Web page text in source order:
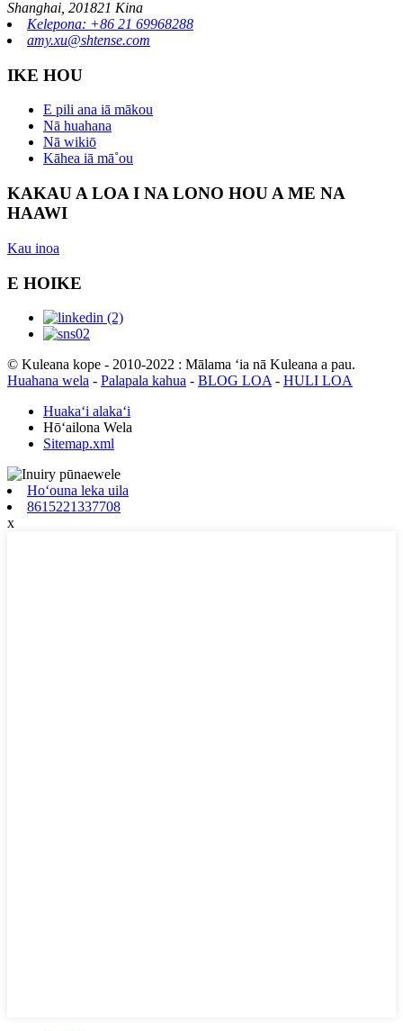
Shanghai, 201821 Kina
Kelepona: +86 21 69968288
amy.xu@shtense.com
IKE HOU
E pili ana iā mākou
Nā huahana
Nā wikiō
Kāhea iā mā˚ou
KAKAU A LOA I NA LONO HOU A ME NA
HAAWI
Kau inoa
E HOIKE
© Kuleana kope - 2010-2022 : Mālama ʻia nā Kuleana a pau.
Huahana wela - Palapala kahua - BLOG LOA - HULI LOA
Huakaʻi alakaʻi
Hōʻailona Wela
Sitemap.xml
Hoʻouna leka uila
8615221337708
x